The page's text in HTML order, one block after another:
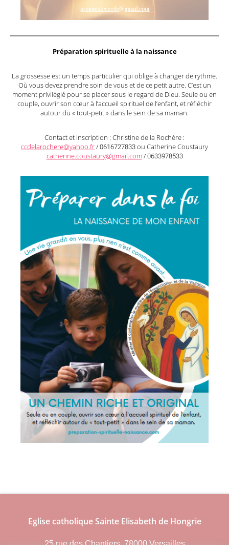
Préparation spirituelle à la naissance
La grossesse est un temps particulier qui oblige à changer de rythme.
Où vous devez prendre soin de vous et de ce petit autre. C’est un
moment privilégié pour se placer sous le regard de Dieu. Seule ou en
couple, ouvrir son cœur à l’accueil spirituel de l’enfant, et réfléchir
autour du « tout-petit » dans le sein de sa maman.
Contact et inscription : Christine de la Rochère :
ccdelarochere@yahoo.fr/ 0616727833 ou Catherine Coustaury
catherine.coustaury@gmail.com/ 0633978533
Eglise catholique Sainte Elisabeth de Hongrie
25 rue des Chantiers, 78000 Versailles